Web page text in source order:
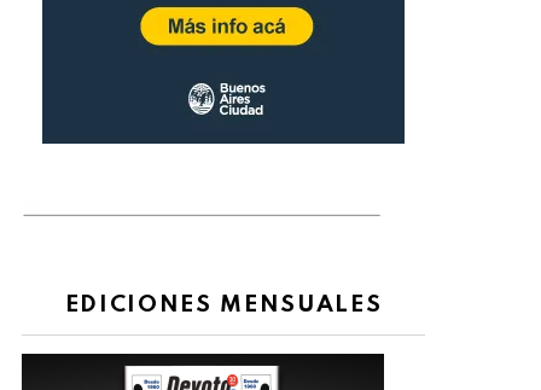
EDICIONES MENSUALES